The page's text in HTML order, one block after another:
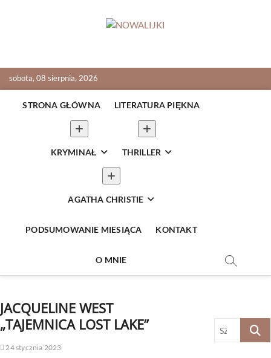
sobota, 08 sierpnia, 2026
STRONA GŁÓWNA LITERATURA PIĘKNA
KRYMINAŁ THRILLER
AGATHA CHRISTIE
PODSUMOWANIE MIESIĄCA KONTAKT
O MNIE
JACQUELINE WEST
„TAJEMNICA LOST LAKE”
24 stycznia 2023